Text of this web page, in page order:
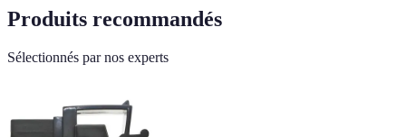
Produits recommandés
Sélectionnés par nos experts